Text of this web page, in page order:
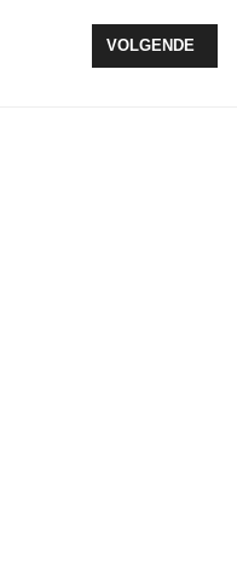
WINKELS OP
VOLGENDE
VOLGENDE